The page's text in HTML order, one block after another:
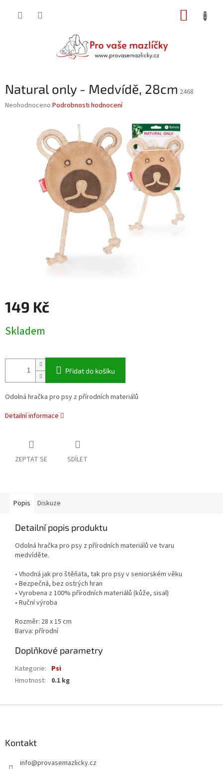
Natural only - Medvídě, 28cm 2468
Průměrné
Neohodnoceno Podrobnosti hodnocení
149 Kč
cena:
Skladem
Přidat do košíku
Odolná hračka pro psy z přírodních materiálů
Detailní informace
ZEPTAT SE SDÍLET
Popis Diskuze
Detailní popis produktu
Odolná hračka pro psy z přírodních materiálů ve tvaru
medvíděte.
• Vhodná jak pro štěňata, tak pro psy v seniorském věku
• Bezpečná, bez ostrých hran
• Vyrobena z 100% přírodních materiálů (kůže, sisal)
• Ruční výroba
Rozměr: 28 x 15 cm
Barva: přírodní
Doplňkové parametry
Kategorie: Psi
Hmotnost: 0.1 kg
Kontakt
info@provasemazlicky.cz